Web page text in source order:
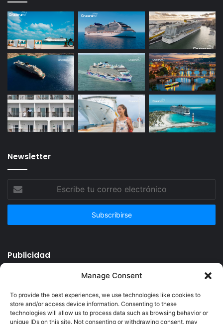
Manage Consent
To provide the best experiences, we use technologies like cookies to
store and/or access device information. Consenting to these
technologies will allow us to process data such as browsing behavior or
unique IDs on this site. Not consenting or withdrawing consent, may
Newsletter
correo
Publicidad